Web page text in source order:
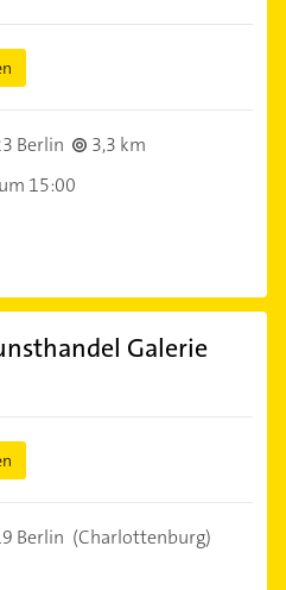
Berlin
3,3 km
15:00
Galerie
Berlin (Charlottenburg)